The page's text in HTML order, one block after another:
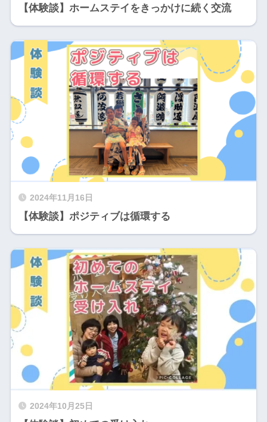
【体験談】ホームステイをきっかけに続く交流
2024年11月16日
【体験談】ポジティブは循環する
2024年10月25日